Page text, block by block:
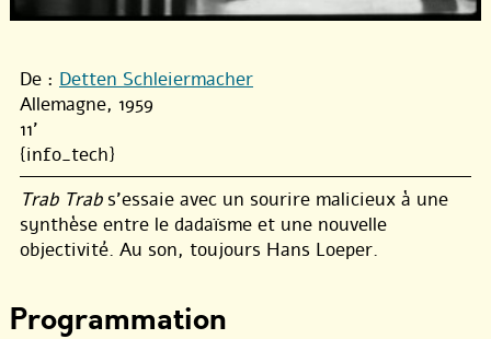
De : Detten Schleiermacher
Allemagne, 1959
11'
{info_tech}
Trab Trabs’essaie avec un sourire malicieux à une
synthèse entre le dadaïsme et une nouvelle
objectivité. Au son, toujours Hans Loeper.
Programmation